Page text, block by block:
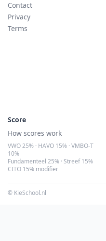
Contact
Privacy
Terms
Score
How scores work
VWO 25% · HAVO 15% · VMBO-T
10%
Fundamenteel 25% · Streef 15%
CITO 15% modifier
© KieSchool.nl